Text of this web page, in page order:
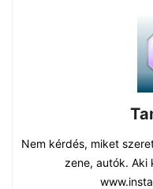
Nem kérdés, miket
zene, autók. Aki